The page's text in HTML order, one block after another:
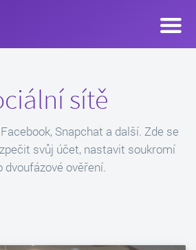
sítě
Snapchat a další. Zde se
svůj účet, nastavit soukromí
dvoufázové ověření.